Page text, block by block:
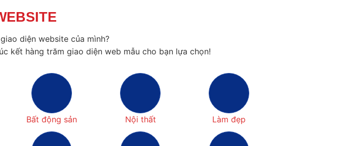
diện website của mình?
kết hàng trăm giao diện web mẫu cho bạn lựa chọn!
Bất động sản Nội thất Làm đẹp